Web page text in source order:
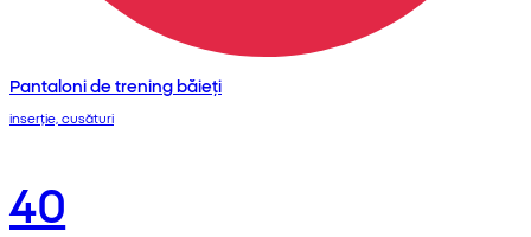
Pantaloni de trening băieți
inserție, cusături
40